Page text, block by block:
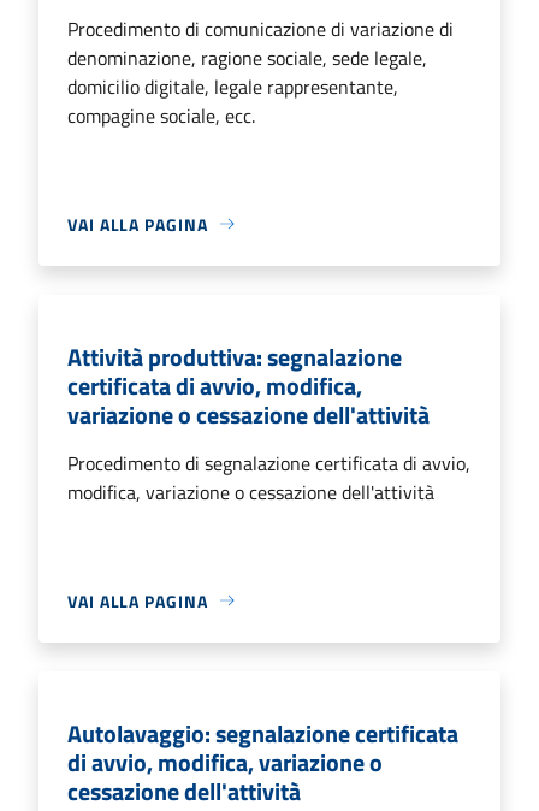
Procedimento di comunicazione di variazione di
denominazione, ragione sociale, sede legale,
domicilio digitale, legale rappresentante,
compagine sociale, ecc.
VAI ALLA PAGINA
Attività produttiva: segnalazione
certificata di avvio, modifica,
variazione o cessazione dell'attività
Procedimento di segnalazione certificata di avvio,
modifica, variazione o cessazione dell'attività
VAI ALLA PAGINA
Autolavaggio: segnalazione certificata
di avvio, modifica, variazione o
cessazione dell'attività